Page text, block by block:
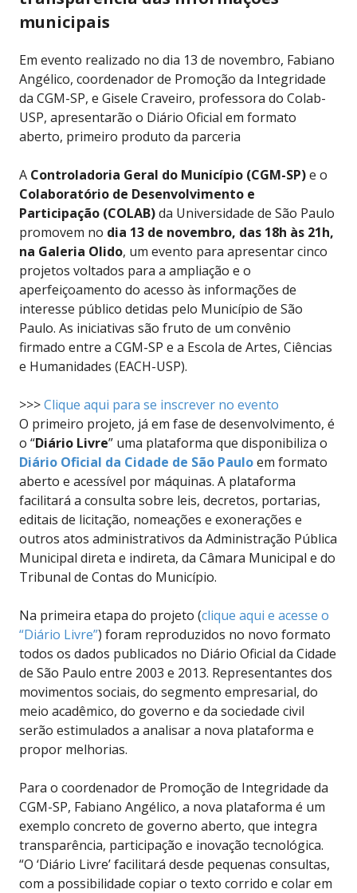
municipais
Em evento realizado no dia 13 de novembro, Fabiano
Angélico, coordenador de Promoção da Integridade
da CGM-SP, e Gisele Craveiro, professora do Colab-
USP, apresentarão o Diário Oficial em formato
aberto, primeiro produto da parceria
A Controladoria Geral do Município (CGM-SP)e o
Colaboratório de Desenvolvimento e
Participação (COLAB)da Universidade de São Paulo
promovem no dia 13 de novembro, das 18h às 21h,
na Galeria Olido, um evento para apresentar cinco
projetos voltados para a ampliação e o
aperfeiçoamento do acesso às informações de
interesse público detidas pelo Município de São
Paulo. As iniciativas são fruto de um convênio
firmado entre a CGM-SP e a Escola de Artes, Ciências
e Humanidades (EACH-USP).
>>>Clique aqui para se inscrever no evento
O primeiro projeto, já em fase de desenvolvimento, é
o “Diário Livre” uma plataforma que disponibiliza o
Diário Oficial da Cidade de São Pauloem formato
aberto e acessível por máquinas. A plataforma
facilitará a consulta sobre leis, decretos, portarias,
editais de licitação, nomeações e exonerações e
outros atos administrativos da Administração Pública
Municipal direta e indireta, da Câmara Municipal e do
Tribunal de Contas do Município.
Na primeira etapa do projeto (clique aqui e acesse o
“Diário Livre”) foram reproduzidos no novo formato
todos os dados publicados no Diário Oficial da Cidade
de São Paulo entre 2003 e 2013. Representantes dos
movimentos sociais, do segmento empresarial, do
meio acadêmico, do governo e da sociedade civil
serão estimulados a analisar a nova plataforma e
propor melhorias.
Para o coordenador de Promoção de Integridade da
CGM-SP, Fabiano Angélico, a nova plataforma é um
exemplo concreto de governo aberto, que integra
transparência, participação e inovação tecnológica.
“O ‘Diário Livre’ facilitará desde pequenas consultas,
com a possibilidade copiar o texto corrido e colar em